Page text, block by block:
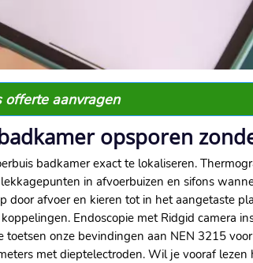
offerte aanvragen
opsporen
badkamer exact te lokaliseren.​
in afvoerbuizen en sifons
afvoer en kieren tot in het aangetaste
Endoscopie met Ridgid camera
onze bevindingen aan NEN 3215
met dieptelectroden.​ Wil je vooraf